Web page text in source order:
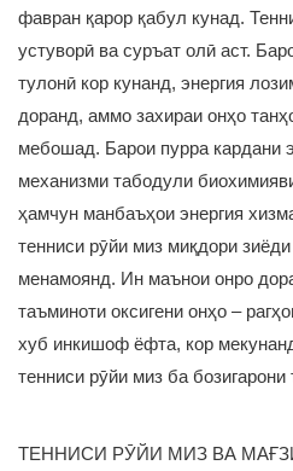
фавран қарор қабул кунад.
устуворӣ ва суръат олӣ аст.
тулонӣ кор кунанд, энергия
доранд, аммо захираи онҳо
мебошад. Барои пурра кардани
механизми табодули
ҳамчун манбаъҳои энергия
тенниси рӯйи миз миқдори
менамоянд. Ин маънои онро
таъминоти оксигени онҳо –
хуб инкишоф ёфта, кор
тенниси рӯйи миз ба
ТЕННИСИ РӮЙИ МИЗ ВА